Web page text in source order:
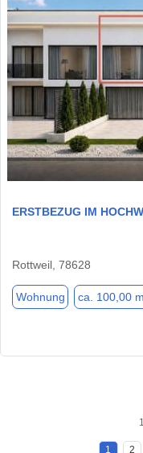
ERSTBEZUG IM
Rottweil, 78628
Wohnung ca. 100,00
1 2